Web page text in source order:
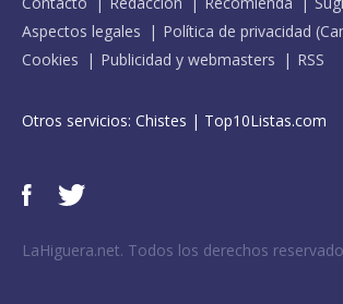
Aspectos legales
Política de privacidad (
Cookies
Publicidad y webmasters RSS
Otros servicios: Chistes | Top10Listas.com
LaHiguera.net. Todos los derechos